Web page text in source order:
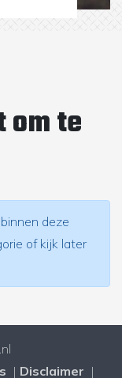
om te
deze
of kijk later
Disclaimer